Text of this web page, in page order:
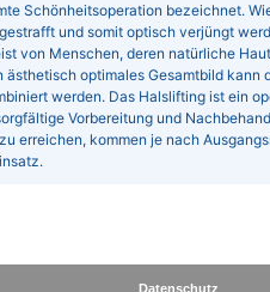
Schönheitsoperation bezeichnet.
und somit optisch verjüngt
von Menschen, deren natürliche
optimales Gesamtbild kann
werden. Das Halslifting ist ein
Vorbereitung und
erreichen, kommen je nach
Datenschutz